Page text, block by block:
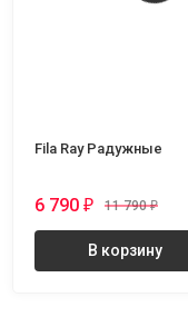
Fila Ray Радужные
6 790 ₽ 11 790₽
В корзину